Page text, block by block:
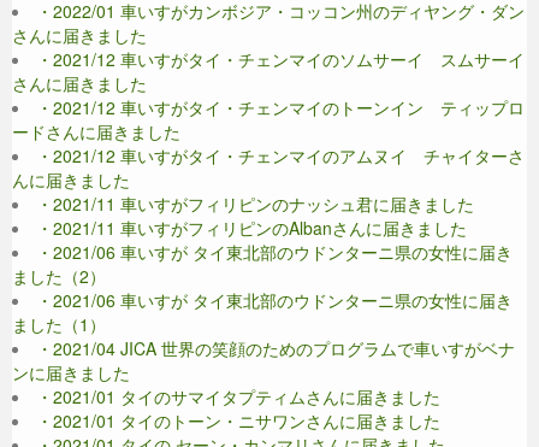
・2022/01 車いすがカンボジア・コッコン州のディヤング・ダン
さんに届きました
・2021/12 車いすがタイ・チェンマイのソムサーイ スムサーイ
さんに届きました
・2021/12 車いすがタイ・チェンマイのトーンイン ティップロ
ードさんに届きました
・2021/12 車いすがタイ・チェンマイのアムヌイ チャイターさ
んに届きました
・2021/11 車いすがフィリピンのナッシュ君に届きました
・2021/11 車いすがフィリピンのAlbanさんに届きました
・2021/06 車いすが タイ東北部のウドンターニ県の女性に届き
ました（2）
・2021/06 車いすが タイ東北部のウドンターニ県の女性に届き
ました（1）
・2021/04 JICA 世界の笑顔のためのプログラムで車いすがベナ
ンに届きました
・2021/01 タイのサマイタプティムさんに届きました
・2021/01 タイのトーン・ニサワンさんに届きました